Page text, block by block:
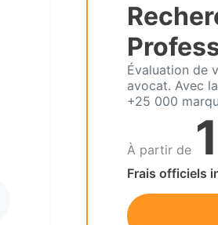
Évaluation de
avocat. Avec
+25 000
À partir de
Frais officiels